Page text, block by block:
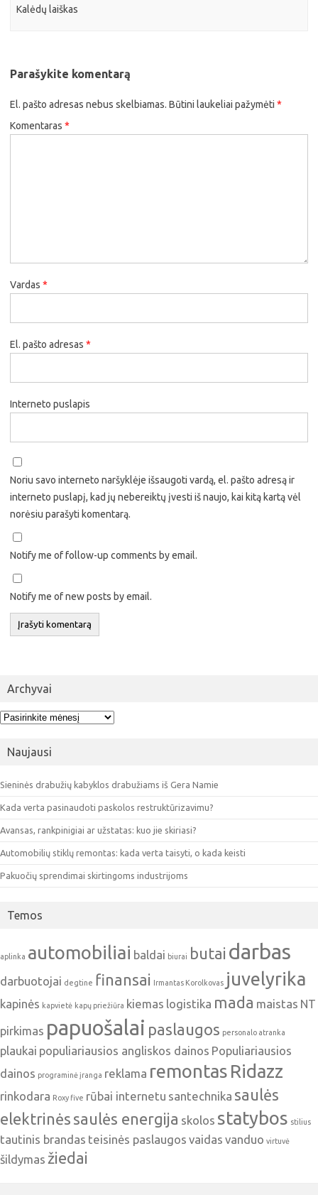
Kalėdų laiškas
Parašykite komentarą
El. pašto adresas nebus skelbiamas. Būtini laukeliai pažymėti *
Komentaras *
Vardas *
El. pašto adresas *
Interneto puslapis
Noriu savo interneto naršyklėje išsaugoti vardą, el. pašto adresą ir
interneto puslapį, kad jų nebereiktų įvesti iš naujo, kai kitą kartą vėl
norėsiu parašyti komentarą.
Notify me of follow-up comments by email.
Notify me of new posts by email.
Archyvai
Archyvai
Naujausi
Sieninės drabužių kabyklos drabužiams iš Gera Namie
Kada verta pasinaudoti paskolos restruktūrizavimu?
Avansas, rankpinigiai ar užstatas: kuo jie skiriasi?
Automobilių stiklų remontas: kada verta taisyti, o kada keisti
Pakuočių sprendimai skirtingoms industrijoms
Temos
aplinka automobiliai baldai biurai butai darbas
darbuotojai degtine finansai Irmantas Korolkovas juvelyrika
kapinės kapvietė kapų priežiūra kiemas logistika mada maistas NT
pirkimas papuošalai paslaugos personalo atranka
plaukai populiariausios angliskos dainos Populiariausios
dainos programinė įranga reklama remontas Ridazz
rinkodara Roxy five rūbai internetu santechnika saulės
elektrinės saulės energija skolos statybos stilius
tautinis brandas teisinės paslaugos vaidas vanduo virtuvė
šildymas žiedai